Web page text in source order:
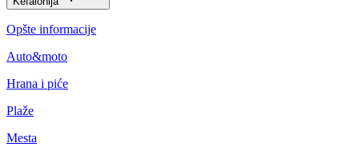
Opšte informacije
Auto&moto
Hrana i piće
Plaže
Mesta